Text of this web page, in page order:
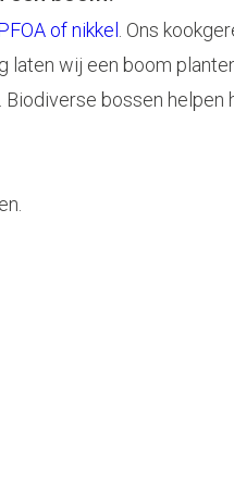
of nikkel
. Ons
laten wij een boom
bossen helpen